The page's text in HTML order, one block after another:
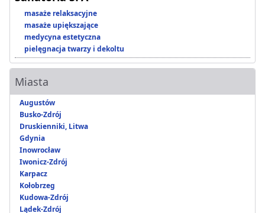
masaże relaksacyjne
masaże upiększające
medycyna estetyczna
pielęgnacja twarzy i dekoltu
Miasta
Augustów
Busko-Zdrój
Druskienniki, Litwa
Gdynia
Inowrocław
Iwonicz-Zdrój
Karpacz
Kołobrzeg
Kudowa-Zdrój
Lądek-Zdrój